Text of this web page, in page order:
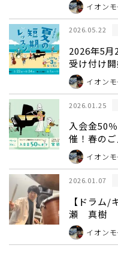
イオン
2026.05.22
2026年5
受け付け
イオン
2026.01.25
入会金50
催！春の
イオン
2026.01.07
【ドラム/
瀬 真樹
イオン